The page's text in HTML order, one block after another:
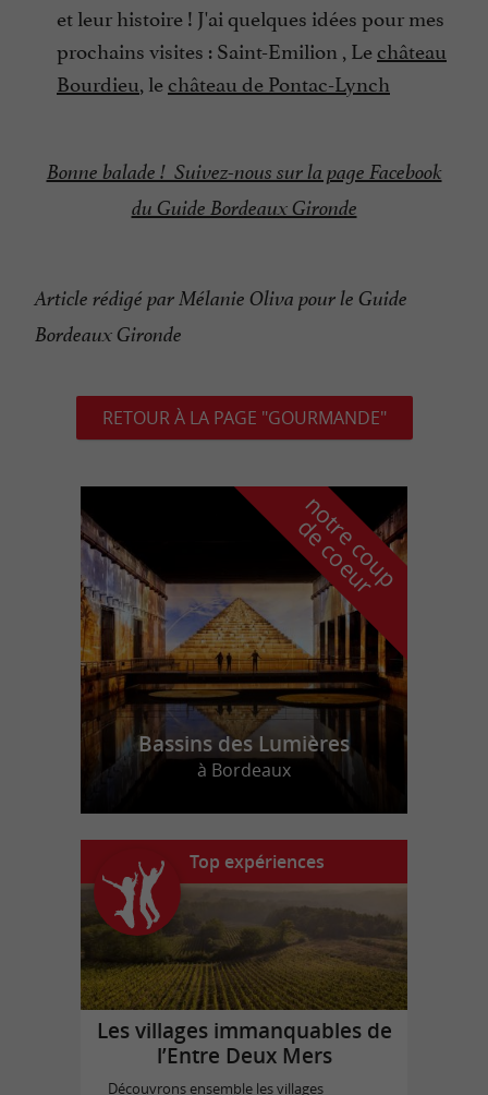
et leur histoire ! J'ai quelques idées pour mes
prochains visites : Saint-Emilion , Lechâteau
Bourdieu, lechâteau de Pontac-Lynch
Bonne balade ! Suivez-nous sur la page Facebook
du Guide Bordeaux Gironde
Article rédigé par Mélanie Oliva pour le Guide
Bordeaux Gironde
RETOUR À LA PAGE "GOURMANDE"
n
o
t
r
e
c
o
u
p
d
e
c
o
e
u
r
Bassins des Lumières
à Bordeaux
Top expériences
Les villages immanquables de
l’Entre Deux Mers
Découvrons ensemble les villages